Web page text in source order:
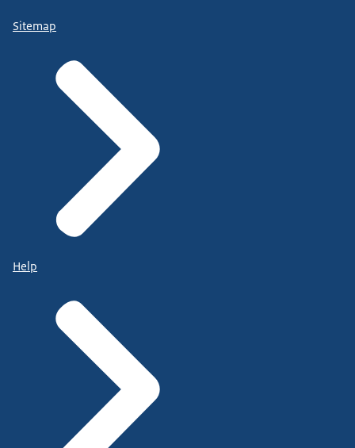
Sitemap
Help